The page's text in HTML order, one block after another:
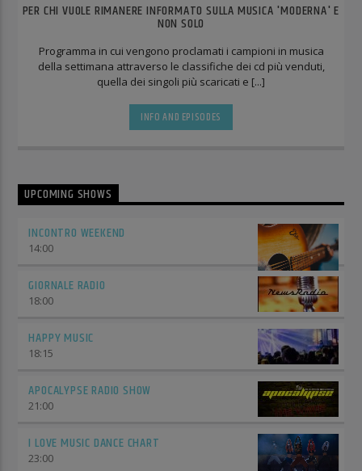
PER CHI VUOLE RIMANERE INFORMATO SULLA MUSICA 'MODERNA' E
NON SOLO
Programma in cui vengono proclamati i campioni in musica
della settimana attraverso le classifiche dei cd più venduti,
quella dei singoli più scaricati e [...]
INFO AND EPISODES
UPCOMING SHOWS
INCONTRO WEEKEND
14:00
GIORNALE RADIO
18:00
HAPPY MUSIC
18:15
APOCALYPSE RADIO SHOW
21:00
I LOVE MUSIC DANCE CHART
23:00